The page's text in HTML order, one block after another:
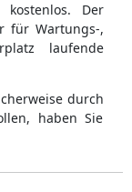
Der
für Wartungs-,
laufende
durch
haben Sie